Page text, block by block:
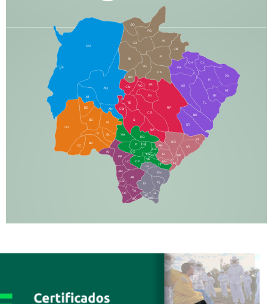
CO
AQ
MI
AN
CX
RI
AL
CR
FI
SG
BA
CA
PA
CH CL
PB
SE
TL
AG
BR
SR
BT
AR
RP
RO
JG
CG
SI
NA
TA
NH
JT
RB
MA
IT
DR
DO
CP
JU
NV
IQ
EL
BD
BO
NI
JD
PO
BV
CC
PP
AJ
LC
AM
AB
JP
DB
TE
CS
PR
TA
SQ
IG
MN
IN
NO
BP
RN
CN
GL
AN
IV
FS
VC
GD
DE
AT
PG
SO
LA